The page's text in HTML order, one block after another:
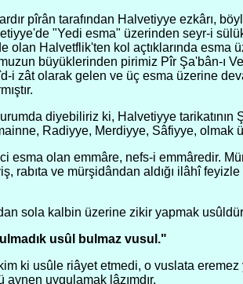
pîrân tarafından Halvetiyye ezkârı,
"Yedi esma" üzerinden seyr-i
olan Halvetflik'ten kol açtıklarında
büyüklerinden pirimiz Pîr Şa'bân-ı
i zât olarak gelen ve üç esma üzerine
diyebiliriz ki, Halvetiyye
Radiyye, Merdiyye, Sâfiyye, olmak
esma olan emmâre, nefs-i emmâredir.
rabıta ve mürşidândan aldığı ilâhî
sola kalbin üzerine zikir yapmak
usûl bulmaz vusul."
ki usûle riâyet etmedi, o vuslata
aynen uygulamak lâzımdır.